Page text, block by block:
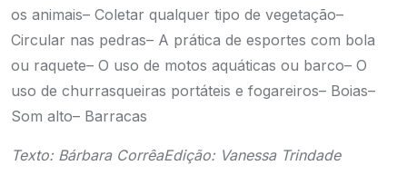
os animais– Coletar qualquer tipo de vegetação–
Circular nas pedras– A prática de esportes com bola
ou raquete– O uso de motos aquáticas ou barco– O
uso de churrasqueiras portáteis e fogareiros– Boias–
Som alto– Barracas
Texto: Bárbara CorrêaEdição: Vanessa Trindade